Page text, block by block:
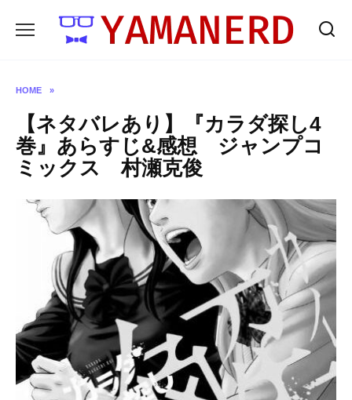
HOME »
【ネタバレあり】『カラダ探し4
巻』あらすじ&感想 ジャンプコ
ミックス 村瀬克俊